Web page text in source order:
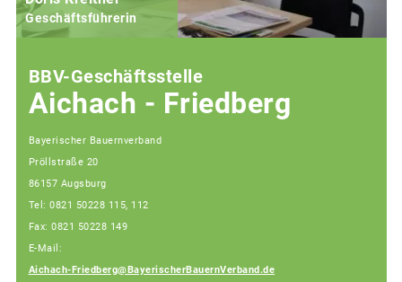
Geschäftsführerin
BBV-Geschäftsstelle
Aichach - Friedberg
Bayerischer Bauernverband
Pröllstraße 20
86157 Augsburg
Tel: 0821 50228 115, 112
Fax: 0821 50228 149
E-Mail:
Aichach-Friedberg@BayerischerBauernVerband.de